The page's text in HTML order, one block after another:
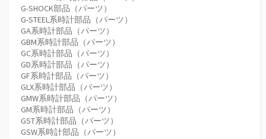
G-SHOCK部品（パーツ）
G-STEEL系時計部品（パーツ）
GA系時計部品（パーツ）
GBM系時計部品（パーツ）
GC系時計部品（パーツ）
GD系時計部品（パーツ）
GF系時計部品（パーツ）
GLX系時計部品（パーツ）
GMW系時計部品（パーツ）
GM系時計部品（パーツ）
GST系時計部品（パーツ）
GSW系時計部品（パーツ）